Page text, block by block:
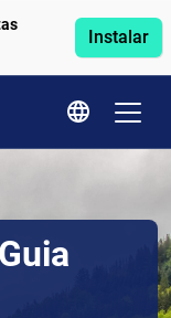
Instalar